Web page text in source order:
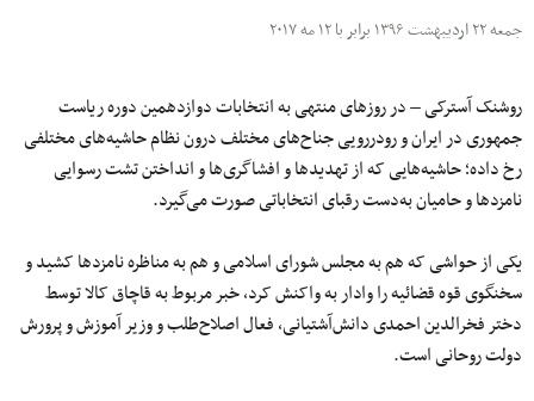
جمعه ۲۲ اردیبهشت ۱۳۹۶ برابر با ۱۲ مه ۲۰۱۷
روشنک آسترکی – در روزهای منتهی به انتخابات دوازدهمین دوره ریاست
جمهوری در ایران و رودرروییجناح‌هایمختلف درون نظامحاشیه‌هایمختلفی
رخداده؛حاشیه‌هاییکه از تهدیدها وافشاگری‌هاو انداختن تشت رسوایی
نامزدها و حامیانبه‌دسترقبای انتخاباتی صورتمی‌گیرد.
یکی از حواشی که هم به مجلس شورای اسلامی و هم به مناظره نامزدها کشید و
سخنگوی قوه قضائیه را وادار به واکنش کرد، خبر مربوط به قاچاق کالا توسط
دختر فخرالدین احمدیدانش‌آشتیانی، فعالاصلاح‌طلبو وزیرآموزشوپرورش
دولت روحانی است.